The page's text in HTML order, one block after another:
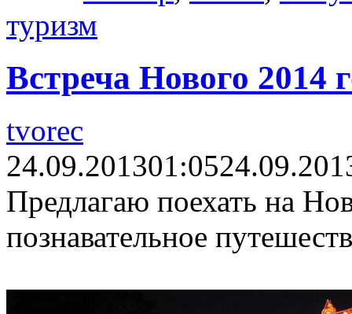
туризм
Встреча Нового 2014
tvorec
24.09.201301:05
Предлагаю поехать на
познавательное